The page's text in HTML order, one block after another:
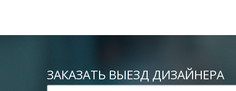
ЗАКАЗАТЬ ВЫЕЗД ДИЗАЙНЕРА